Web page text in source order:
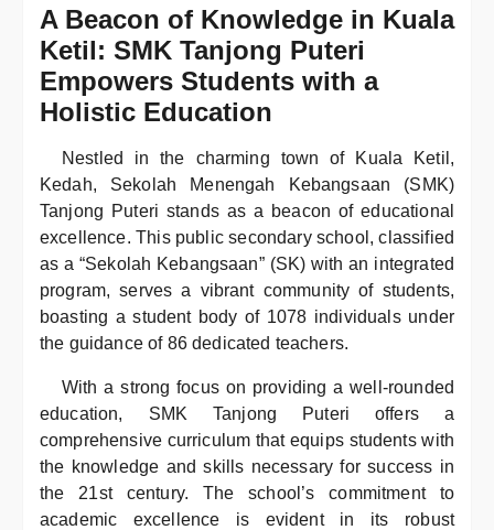
A Beacon of Knowledge in Kuala
Ketil: SMK Tanjong Puteri
Empowers Students with a
Holistic Education
Nestled in the charming town of Kuala Ketil,
Kedah, Sekolah Menengah Kebangsaan (SMK)
Tanjong Puteri stands as a beacon of educational
excellence. This public secondary school, classified
as a “Sekolah Kebangsaan” (SK) with an integrated
program, serves a vibrant community of students,
boasting a student body of 1078 individuals under
the guidance of 86 dedicated teachers.
With a strong focus on providing a well-rounded
education, SMK Tanjong Puteri offers a
comprehensive curriculum that equips students with
the knowledge and skills necessary for success in
the 21st century. The school’s commitment to
academic excellence is evident in its robust